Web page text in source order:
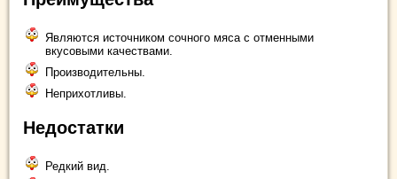
Являются источником сочного мяса с отменными
вкусовыми качествами.
Производительны.
Неприхотливы.
Недостатки
Редкий вид.